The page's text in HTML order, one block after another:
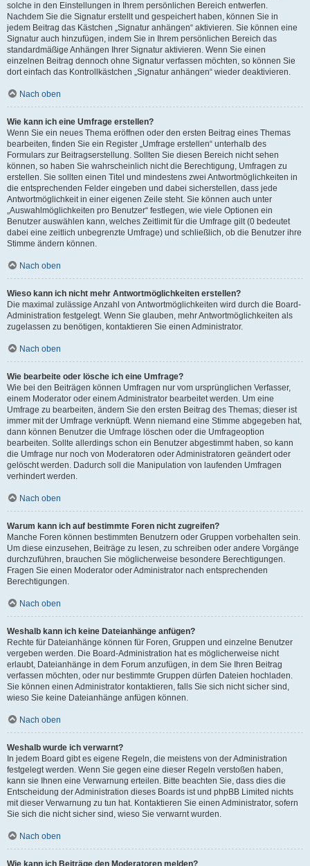
solche in den Einstellungen in Ihrem persönlichen Bereich entwerfen.
Nachdem Sie die Signatur erstellt und gespeichert haben, können Sie in
jedem Beitrag das Kästchen „Signatur anhängen“ aktivieren. Sie können eine
Signatur auch hinzufügen, indem Sie in Ihrem persönlichen Bereich das
standardmäßige Anhängen Ihrer Signatur aktivieren. Wenn Sie einen
einzelnen Beitrag dennoch ohne Signatur verfassen möchten, so können Sie
dort einfach das Kontrollkästchen „Signatur anhängen“ wieder deaktivieren.
Nach oben
Wie kann ich eine Umfrage erstellen?
Wenn Sie ein neues Thema eröffnen oder den ersten Beitrag eines Themas
bearbeiten, finden Sie ein Register „Umfrage erstellen“ unterhalb des
Formulars zur Beitragserstellung. Sollten Sie diesen Bereich nicht sehen
können, so haben Sie wahrscheinlich nicht die Berechtigung, Umfragen zu
erstellen. Sie sollten einen Titel und mindestens zwei Antwortmöglichkeiten in
die entsprechenden Felder eingeben und dabei sicherstellen, dass jede
Antwortmöglichkeit in einer eigenen Zeile steht. Sie können auch unter
„Auswahlmöglichkeiten pro Benutzer“ festlegen, wie viele Optionen ein
Benutzer auswählen kann, welches Zeitlimit für die Umfrage gilt (0 bedeutet
dabei eine zeitlich unbegrenzte Umfrage) und schließlich, ob die Benutzer ihre
Stimme ändern können.
Nach oben
Wieso kann ich nicht mehr Antwortmöglichkeiten erstellen?
Die maximal zulässige Anzahl von Antwortmöglichkeiten wird durch die Board-
Administration festgelegt. Wenn Sie glauben, mehr Antwortmöglichkeiten als
zugelassen zu benötigen, kontaktieren Sie einen Administrator.
Nach oben
Wie bearbeite oder lösche ich eine Umfrage?
Wie bei den Beiträgen können Umfragen nur vom ursprünglichen Verfasser,
einem Moderator oder einem Administrator bearbeitet werden. Um eine
Umfrage zu bearbeiten, ändern Sie den ersten Beitrag des Themas; dieser ist
immer mit der Umfrage verknüpft. Wenn niemand eine Stimme abgegeben hat,
dann können Benutzer die Umfrage löschen oder die Umfrageoption
bearbeiten. Sollte allerdings schon ein Benutzer abgestimmt haben, so kann
die Umfrage nur noch von Moderatoren oder Administratoren geändert oder
gelöscht werden. Dadurch soll die Manipulation von laufenden Umfragen
verhindert werden.
Nach oben
Warum kann ich auf bestimmte Foren nicht zugreifen?
Manche Foren können bestimmten Benutzern oder Gruppen vorbehalten sein.
Um diese einzusehen, Beiträge zu lesen, zu schreiben oder andere Vorgänge
durchzuführen, brauchen Sie möglicherweise besondere Berechtigungen.
Fragen Sie einen Moderator oder Administrator nach entsprechenden
Berechtigungen.
Nach oben
Weshalb kann ich keine Dateianhänge anfügen?
Rechte für Dateianhänge können für Foren, Gruppen und einzelne Benutzer
vergeben werden. Die Board-Administration hat es möglicherweise nicht
erlaubt, Dateianhänge in dem Forum anzufügen, in dem Sie Ihren Beitrag
verfassen möchten, oder nur bestimmte Gruppen dürfen Dateien hochladen.
Sie können einen Administrator kontaktieren, falls Sie sich nicht sicher sind,
wieso Sie keine Dateianhänge anfügen können.
Nach oben
Weshalb wurde ich verwarnt?
In jedem Board gibt es eigene Regeln, die meistens von der Administration
festgelegt werden. Wenn Sie gegen eine dieser Regeln verstoßen haben,
kann sie Ihnen eine Verwarnung erteilen. Bitte beachten Sie, dass dies die
Entscheidung der Administration dieses Boards ist und phpBB Limited nichts
mit dieser Verwarnung zu tun hat. Kontaktieren Sie einen Administrator, sofern
Sie sich die nicht sicher sind, wieso Sie verwarnt wurden.
Nach oben
Wie kann ich Beiträge den Moderatoren melden?